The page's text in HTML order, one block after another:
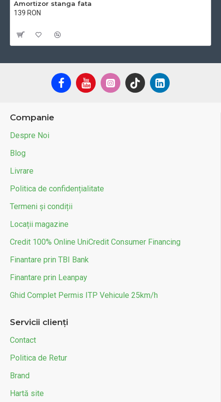
Amortizor stanga fata
139 RON
Companie
Despre Noi
Blog
Livrare
Politica de confidențialitate
Termeni și condiții
Locații magazine
Credit 100% Online UniCredit Consumer Financing
Finantare prin TBI Bank
Finantare prin Leanpay
Ghid Complet Permis ITP Vehicule 25km/h
Servicii clienți
Contact
Politica de Retur
Brand
Hartă site